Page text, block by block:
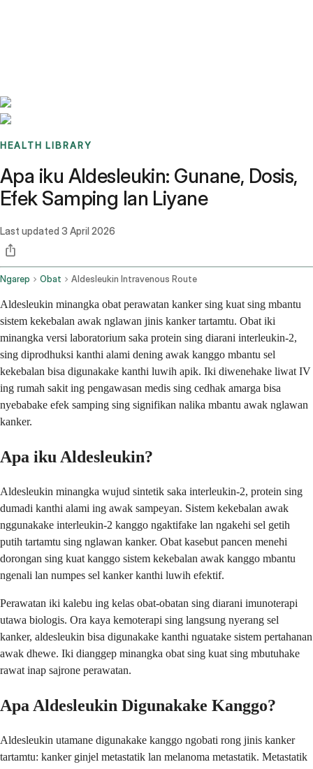
HEALTH LIBRARY
Apa iku Aldesleukin: Gunane, Dosis,
Efek Samping lan Liyane
Last updated 3 April 2026
Ngarep Obat Aldesleukin Intravenous Route
Aldesleukin minangka obat perawatan kanker sing kuat sing mbantu
sistem kekebalan awak nglawan jinis kanker tartamtu. Obat iki
minangka versi laboratorium saka protein sing diarani interleukin-2,
sing diprodhuksi kanthi alami dening awak kanggo mbantu sel
kekebalan bisa digunakake kanthi luwih apik. Iki diwenehake liwat IV
ing rumah sakit ing pengawasan medis sing cedhak amarga bisa
nyebabake efek samping sing signifikan nalika mbantu awak nglawan
kanker.
Apa iku Aldesleukin?
Aldesleukin minangka wujud sintetik saka interleukin-2, protein sing
dumadi kanthi alami ing awak sampeyan. Sistem kekebalan awak
nggunakake interleukin-2 kanggo ngaktifake lan ngakehi sel getih
putih tartamtu sing nglawan kanker. Obat kasebut pancen menehi
dorongan sing kuat kanggo sistem kekebalan awak kanggo mbantu
ngenali lan numpes sel kanker kanthi luwih efektif.
Perawatan iki kalebu ing kelas obat-obatan sing diarani imunoterapi
utawa biologis. Ora kaya kemoterapi sing langsung nyerang sel
kanker, aldesleukin bisa digunakake kanthi nguatake sistem pertahanan
awak dhewe. Iki dianggep minangka obat sing kuat sing mbutuhake
rawat inap sajrone perawatan.
Apa Aldesleukin Digunakake Kanggo?
Aldesleukin utamane digunakake kanggo ngobati rong jinis kanker
tartamtu: kanker ginjel metastatik lan melanoma metastatik. Metastatik